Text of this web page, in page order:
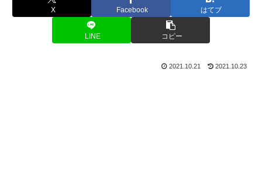
X Facebook はてブ
LINE コピー
2021.10.21 2021.10.23